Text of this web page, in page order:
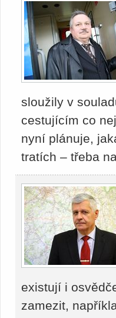
sloužily v
cestujícím co
nyní plánuje,
tratích – třeba
existují i
zamezit,